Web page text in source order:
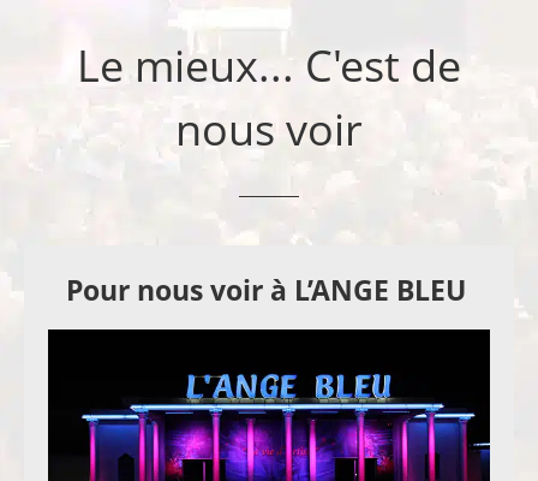
Le mieux... C'est de
nous voir
Pour nous voir à L’ANGE BLEU